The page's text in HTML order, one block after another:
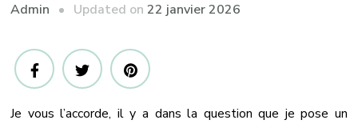
Admin Updated on22 janvier 2026
Je vous l’accorde, il y a dans la question que je pose un